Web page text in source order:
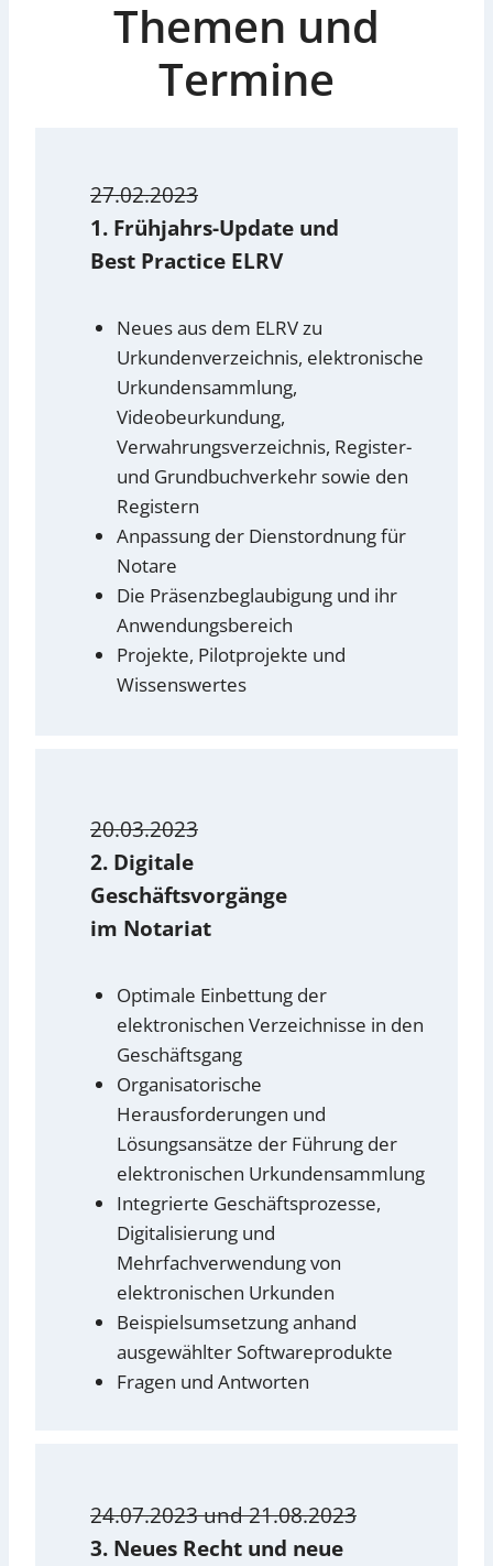
Themen und
Termine
27.02.2023
1. Frühjahrs-Update und
Best Practice ELRV
Neues aus dem ELRV zu
Urkundenverzeichnis, elektronische
Urkundensammlung,
Videobeurkundung,
Verwahrungsverzeichnis, Register-
und Grundbuchverkehr sowie den
Registern
Anpassung der Dienstordnung für
Notare
Die Präsenzbeglaubigung und ihr
Anwendungsbereich
Projekte, Pilotprojekte und
Wissenswertes
20.03.2023
2. Digitale
Geschäftsvorgänge
im Notariat
Optimale Einbettung der
elektronischen Verzeichnisse in den
Geschäftsgang
Organisatorische
Herausforderungen und
Lösungsansätze der Führung der
elektronischen Urkundensammlung
Integrierte Geschäftsprozesse,
Digitalisierung und
Mehrfachverwendung von
elektronischen Urkunden
Beispielsumsetzung anhand
ausgewählter Softwareprodukte
Fragen und Antworten
24.07.2023 und 21.08.2023
3. Neues Recht und neue